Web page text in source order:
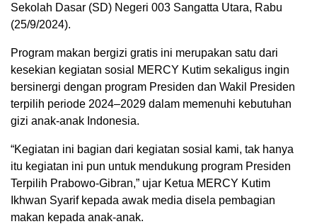
Sekolah Dasar (SD) Negeri 003 Sangatta Utara, Rabu
(25/9/2024).
Program makan bergizi gratis ini merupakan satu dari
kesekian kegiatan sosial MERCY Kutim sekaligus ingin
bersinergi dengan program Presiden dan Wakil Presiden
terpilih periode 2024–2029 dalam memenuhi kebutuhan
gizi anak-anak Indonesia.
“Kegiatan ini bagian dari kegiatan sosial kami, tak hanya
itu kegiatan ini pun untuk mendukung program Presiden
Terpilih Prabowo-Gibran,” ujar Ketua MERCY Kutim
Ikhwan Syarif kepada awak media disela pembagian
makan kepada anak-anak.